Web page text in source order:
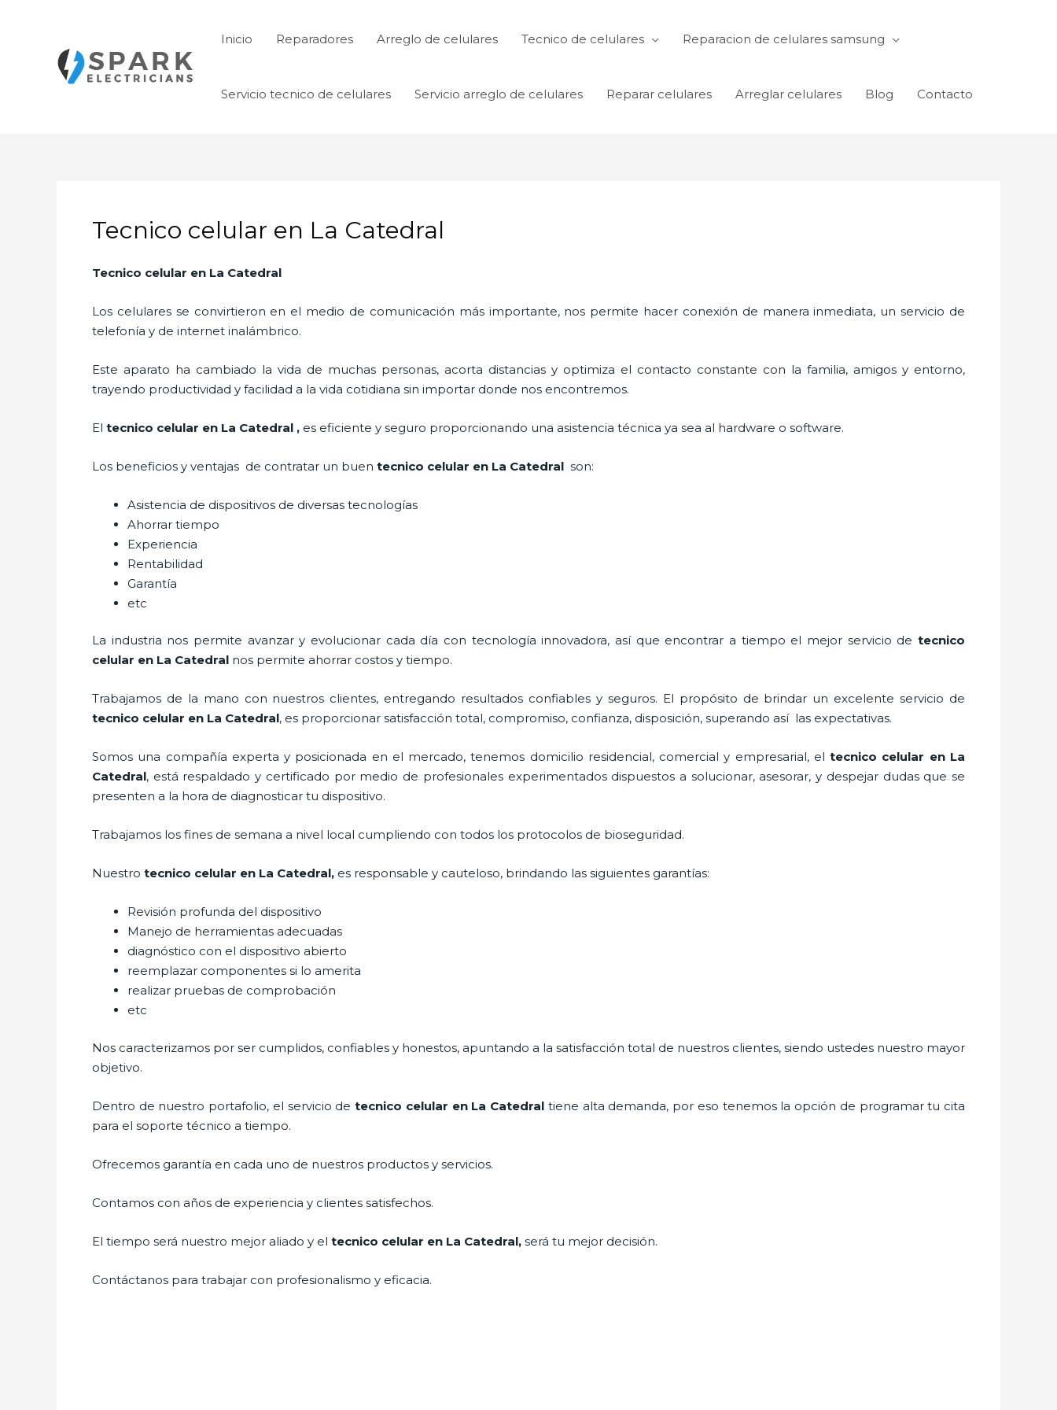
Inicio Reparadores Arreglo de celulares Tecnico de celulares Reparacion de celulares samsung
Servicio tecnico de celulares Servicio arreglo de celulares Reparar celulares Arreglar celulares Blog Contacto
Tecnico celular en La Catedral
Tecnico celular en La Catedral
Los celulares se convirtieron en el medio de comunicación más importante, nos permite hacer conexión de manera inmediata, un servicio de
telefonía y de internet inalámbrico.
Este aparato ha cambiado la vida de muchas personas, acorta distancias y optimiza el contacto constante con la familia, amigos y entorno,
trayendo productividad y facilidad a la vida cotidiana sin importar donde nos encontremos.
El tecnico celular en La Catedral , es eficiente y seguro proporcionando una asistencia técnica ya sea al hardware o software.
Los beneficios y ventajas de contratar un buen tecnico celular en La Catedral son:
Asistencia de dispositivos de diversas tecnologías
Ahorrar tiempo
Experiencia
Rentabilidad
Garantía
etc
La industria nos permite avanzar y evolucionar cada día con tecnología innovadora, así que encontrar a tiempo el mejor servicio de tecnico
celular en La Catedral nos permite ahorrar costos y tiempo.
Trabajamos de la mano con nuestros clientes, entregando resultados confiables y seguros. El propósito de brindar un excelente servicio de
tecnico celular en La Catedral, es proporcionar satisfacción total, compromiso, confianza, disposición, superando así las expectativas.
Somos una compañía experta y posicionada en el mercado, tenemos domicilio residencial, comercial y empresarial, eltecnico celular en La
Catedral, está respaldado y certificado por medio de profesionales experimentados dispuestos a solucionar, asesorar, y despejar dudas que se
presenten a la hora de diagnosticar tu dispositivo.
Trabajamos los fines de semana a nivel local cumpliendo con todos los protocolos de bioseguridad.
Nuestro tecnico celular en La Catedral, es responsable y cauteloso, brindando las siguientes garantías:
Revisión profunda del dispositivo
Manejo de herramientas adecuadas
diagnóstico con el dispositivo abierto
reemplazar componentes si lo amerita
realizar pruebas de comprobación
etc
Nos caracterizamos por ser cumplidos, confiables y honestos, apuntando a la satisfacción total de nuestros clientes, siendo ustedes nuestro mayor
objetivo.
Dentro de nuestro portafolio, el servicio detecnico celular en La Catedral tiene alta demanda, por eso tenemos la opción de programar tu cita
para el soporte técnico a tiempo.
Ofrecemos garantía en cada uno de nuestros productos y servicios.
Contamos con años de experiencia y clientes satisfechos.
El tiempo será nuestro mejor aliado y el tecnico celular en La Catedral, será tu mejor decisión.
Contáctanos para trabajar con profesionalismo y eficacia.